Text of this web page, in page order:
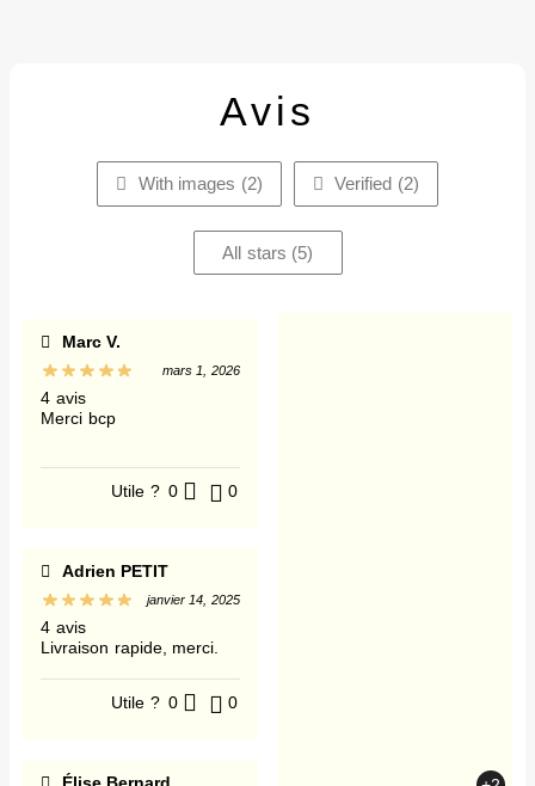
Avis
With images (2) Verified (2)
All stars (5)
Marc V.
4 avis
mars 1, 2026
Merci bcp
Utile ? 0 0
Adrien PETIT
4 avis
janvier 14, 2025
Livraison rapide, merci.
Utile ? 0 0
Élise Bernard